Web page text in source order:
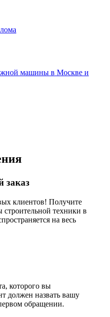
машины в Москве и
заказ
клиентов! Получите
техники в
на весь
которого вы
должен назвать вашу
обращении.